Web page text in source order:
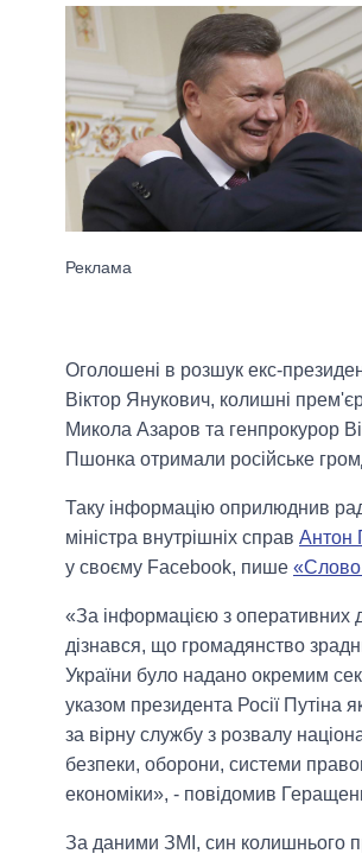
Оголошені в розшук екс-
Віктор Янукович, колишні
Микола Азаров та генпрокурор
Пшонка отримали російське
Таку інформацію оприлюднив
міністра внутрішніх справ Антон
у своєму Facebook, пише «Слово
«За інформацією з оперативних
дізнався, що громадянство
України було надано окремим
указом президента Росії Путіна
за вірну службу з розвалу
безпеки, оборони, системи
економіки», - повідомив
За даними ЗМІ, син колишнього